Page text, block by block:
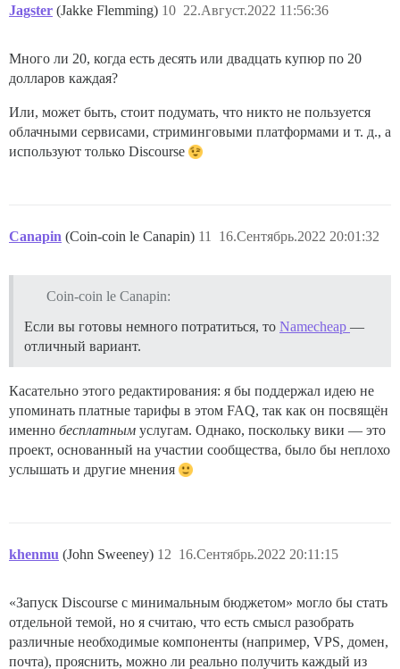
Jagster (Jakke Flemming) 22.Август.2022 11:56:36
10
Много ли 20, когда есть десять или двадцать купюр по 20
долларов каждая?
Или, может быть, стоит подумать, что никто не пользуется
облачными сервисами, стриминговыми платформами и т. д., а
используют только Discourse
Canapin (Coin-coin le Canapin) 16.Сентябрь.2022 20:01:32
11
Coin-coin le Canapin:
Если вы готовы немного потратиться, то Namecheap —
отличный вариант.
Касательно этого редактирования: я бы поддержал идею не
упоминать платные тарифы в этом FAQ, так как он посвящён
именно бесплатным услугам. Однако, поскольку вики — это
проект, основанный на участии сообщества, было бы неплохо
услышать и другие мнения
khenmu (John Sweeney) 16.Сентябрь.2022 20:11:15
12
«Запуск Discourse с минимальным бюджетом» могло бы стать
отдельной темой, но я считаю, что есть смысл разобрать
различные необходимые компоненты (например, VPS, домен,
почта), прояснить, можно ли реально получить каждый из